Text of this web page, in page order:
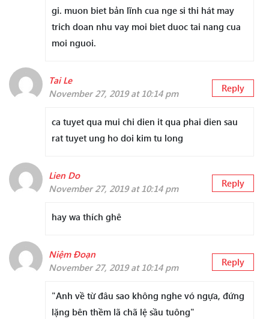
gi. muon biet bản lĩnh cua nge si thi hát may
trich doan nhu vay moi biet duoc tai nang cua
moi nguoi.
Tai Le
November 27, 2019 at 10:14 pm
Reply
ca tuyet qua mui chi dien it qua phai dien sau
rat tuyet ung ho doi kim tu long
Lien Do
November 27, 2019 at 10:14 pm
Reply
hay wa thích ghê
Niệm Đoạn
November 27, 2019 at 10:14 pm
Reply
"Anh về từ đâu sao không nghe vó ngựa, đứng
lặng bên thềm lã chã lệ sầu tuông"